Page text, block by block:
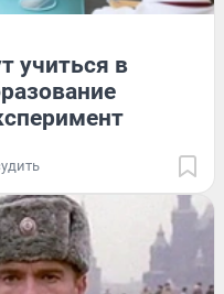
учиться в